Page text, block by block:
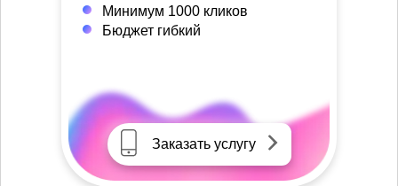
Минимум 1000 кликов
Бюджет гибкий
Заказать услугу